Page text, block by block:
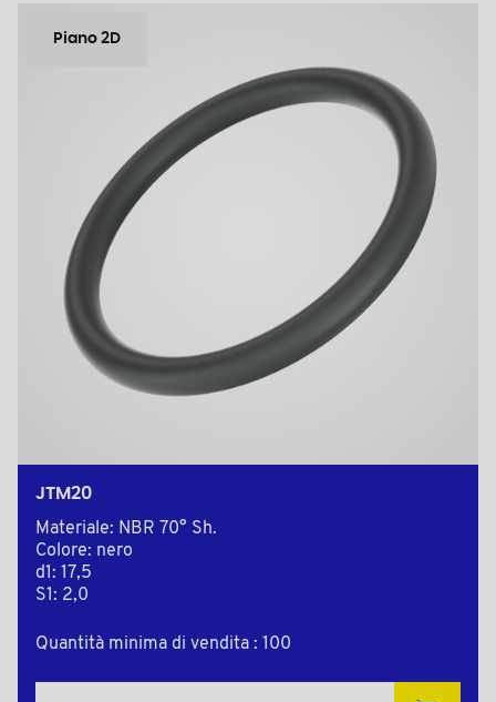
Piano 2D
JTM20
Materiale: NBR 70° Sh.
Colore: nero
d1: 17,5
S1: 2,0
Quantità minima di vendita : 100